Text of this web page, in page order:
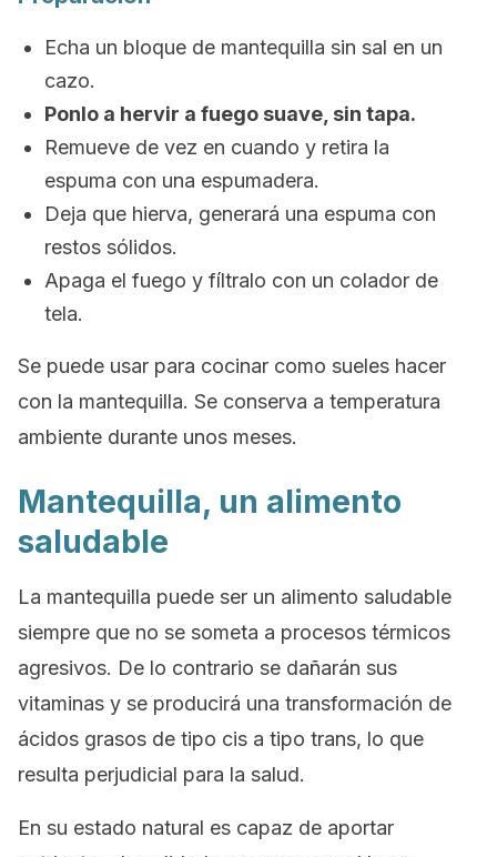
Echa un bloque de mantequilla sin sal en un
cazo.
Ponlo a hervir a fuego suave, sin tapa.
Remueve de vez en cuando y retira la
espuma con una espumadera.
Deja que hierva, generará una espuma con
restos sólidos.
Apaga el fuego y fíltralo con un colador de
tela.
Se puede usar para cocinar como sueles hacer
con la mantequilla. Se conserva a temperatura
ambiente durante unos meses.
Mantequilla, un alimento
saludable
La mantequilla puede ser un alimento saludable
siempre que no se someta a procesos térmicos
agresivos. De lo contrario se dañarán sus
vitaminas y se producirá una transformación de
ácidos grasos de tipo cis a tipo trans, lo que
resulta perjudicial para la salud.
En su estado natural es capaz de aportar